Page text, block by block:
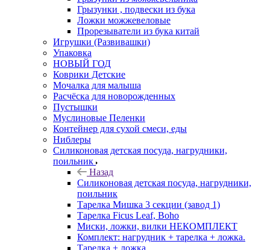
Грызунки , подвески из бука
Ложки можжевеловые
Прорезыватели из бука китай
Игрушки (Развивашки)
Упаковка
НОВЫЙ ГОД
Коврики Детские
Мочалка для малыша
Расчёска для новорожденных
Пустышки
Муслиновые Пеленки
Контейнер для сухой смеси, еды
Ниблеры
Силиконовая детская посуда, нагрудники,
поильник
Назад
Силиконовая детская посуда, нагрудники,
поильник
Тарелка Мишка 3 секции (завод 1)
Тарелка Ficus Leaf, Boho
Миски, ложки, вилки НЕКОМПЛЕКТ
Комплект: нагрудник + тарелка + ложка.
Тарелка + ложка